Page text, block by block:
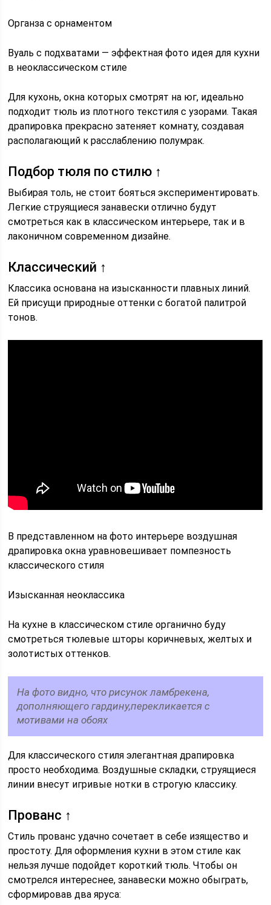
Органза с орнаментом
Вуаль с подхватами — эффектная фото идея для кухни
в неоклассическом стиле
Для кухонь, окна которых смотрят на юг, идеально
подходит тюль из плотного текстиля с узорами. Такая
драпировка прекрасно затеняет комнату, создавая
располагающий к расслаблению полумрак.
Подбор тюля по стилю ↑
Выбирая толь, не стоит бояться экспериментировать.
Легкие струящиеся занавески отлично будут
смотреться как в классическом интерьере, так и в
лаконичном современном дизайне.
Классический ↑
Классика основана на изысканности плавных линий.
Ей присущи природные оттенки с богатой палитрой
тонов.
В представленном на фото интерьере воздушная
драпировка окна уравновешивает помпезность
классического стиля
Изысканная неоклассика
На кухне в классическом стиле органично буду
смотреться тюлевые шторы коричневых, желтых и
золотистых оттенков.
На фото видно, что рисунок ламбрекена,
дополняющего гардину,перекликается с
мотивами на обоях
Для классического стиля элегантная драпировка
просто необходима. Воздушные складки, струящиеся
линии внесут игривые нотки в строгую классику.
Прованс ↑
Стиль прованс удачно сочетает в себе изящество и
простоту. Для оформления кухни в этом стиле как
нельзя лучше подойдет короткий тюль. Чтобы он
смотрелся интереснее, занавески можно обыграть,
сформировав два яруса: